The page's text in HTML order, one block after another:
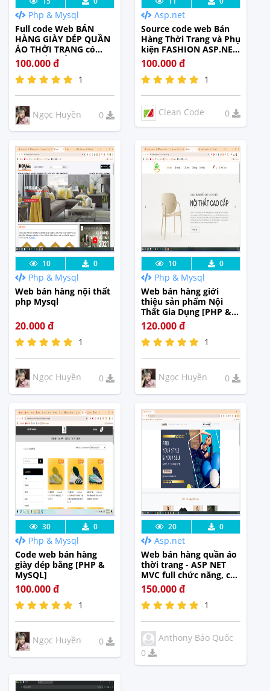
Tế
Php & Mysql
Full code Web BÁN
HÀNG GIÀY DÉP QUẦN
ÁO THỜI TRANG có
Word đầy đủ chức năng
giao diện đẹp sử dụng
PHP + MySql
100.000 đ
1
Ngọc Huyền 0
Tế
Asp.net
Source code web Bán
Hàng Thời Trang và Phụ
kiện FASHION ASP.NET
MVC
100.000 đ
1
Clean Code 0
Lưu code Xem Thực
Tế
10 0
Php & Mysql
Web bán hàng nội thất
php Mysql
20.000 đ
1
Ngọc Huyền 0
Lưu code Xem Thực
Tế
10 0
Php & Mysql
Web bán hàng giới
thiệu sản phẩm Nội
Thất Gia Dụng [PHP &
MYSQL]
120.000 đ
1
Ngọc Huyền 0
Lưu code Xem Thực
Tế
30 0
Php & Mysql
Code web bán hàng
giày dép bằng [PHP &
MySQL]
100.000 đ
1
Ngọc Huyền 0
Lưu code Xem Thực
Tế
20 0
Asp.net
Web bán hàng quần áo
thời trang - ASP NET
MVC full chức năng, có
báo cáo
150.000 đ
1
Anthony Bảo Quốc
0